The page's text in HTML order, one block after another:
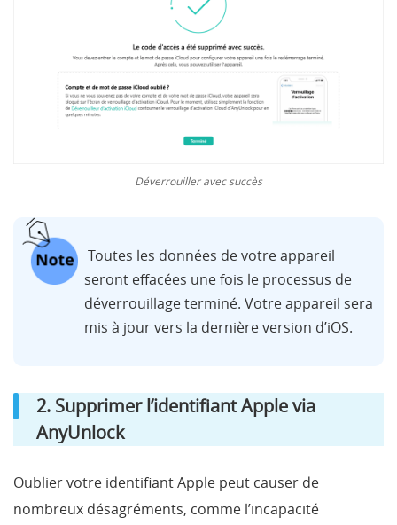
Déverrouiller avec succès
Toutes les données de votre appareil
seront effacées une fois le processus de
déverrouillage terminé. Votre appareil sera
mis à jour vers la dernière version d’iOS.
2. Supprimer l’identifiant Apple via
AnyUnlock
Oublier votre identifiant Apple peut causer de
nombreux désagréments, comme l’incapacité